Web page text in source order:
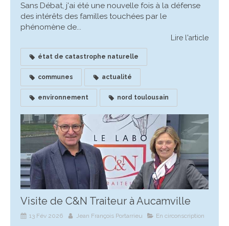
Sans Débat, j'ai été une nouvelle fois à la défense
des intérêts des familles touchées par le
phénomène de...
Lire l'article
état de catastrophe naturelle
communes actualité
environnement nord toulousain
Visite de C&N Traiteur à Aucamville
13 Fév 2026 Jean François Portarrieu En circonscription